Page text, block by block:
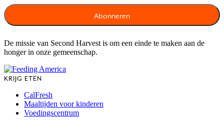
De missie van Second Harvest is om een einde te maken aan de
honger in onze gemeenschap.
KRIJG ETEN
CalFresh
Maaltijden voor kinderen
Voedingscentrum